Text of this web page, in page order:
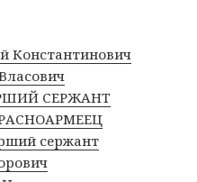
Константинович
СЕРЖАНТ
сержант